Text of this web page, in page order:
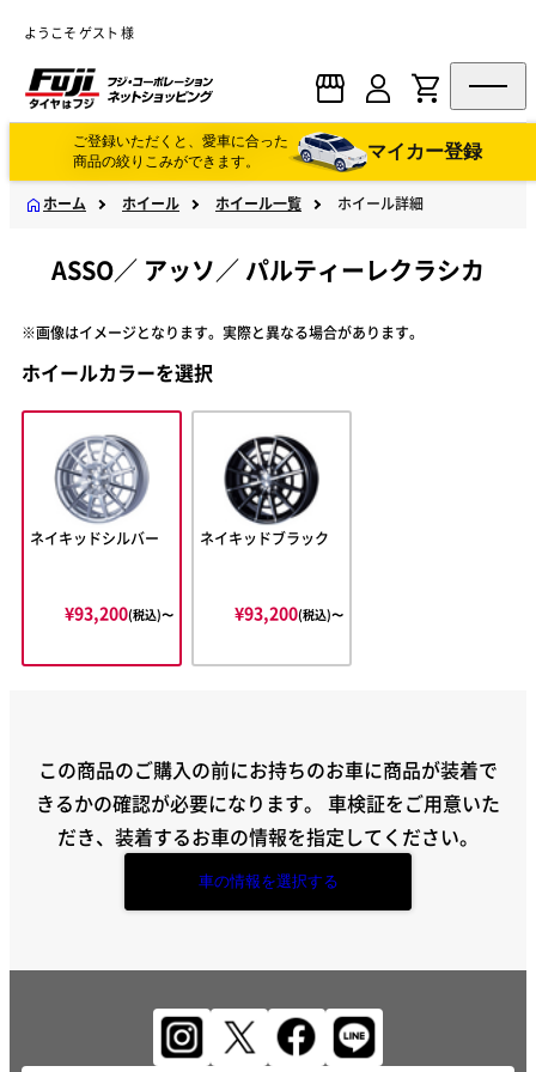
ようこそ ゲスト 様
ご登録いただくと、愛車に合った
商品の絞りこみができます。
マイカー登録
ホーム ホイール ホイール一覧 ホイール詳細
ASSO／ アッソ／ パルティーレクラシカ
※画像はイメージとなります。実際と異なる場合があります。
ホイールカラーを選択
ネイキッドシルバー
¥93,200(税込)〜
ネイキッドブラック
¥93,200(税込)〜
この商品のご購入の前にお持ちのお車に商品が装着で
きるかの確認が必要になります。 車検証をご用意いた
だき、装着するお車の情報を指定してください。
車の情報を選択する